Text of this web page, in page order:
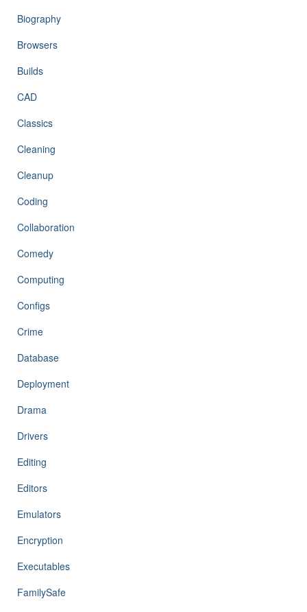
Biography
Browsers
Builds
CAD
Classics
Cleaning
Cleanup
Coding
Collaboration
Comedy
Computing
Configs
Crime
Database
Deployment
Drama
Drivers
Editing
Editors
Emulators
Encryption
Executables
FamilySafe